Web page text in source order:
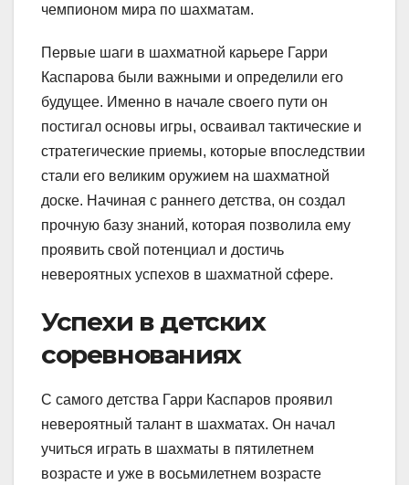
чемпионом мира по шахматам.
Первые шаги в шахматной карьере Гарри
Каспарова были важными и определили его
будущее. Именно в начале своего пути он
постигал основы игры, осваивал тактические и
стратегические приемы, которые впоследствии
стали его великим оружием на шахматной
доске. Начиная с раннего детства, он создал
прочную базу знаний, которая позволила ему
проявить свой потенциал и достичь
невероятных успехов в шахматной сфере.
Успехи в детских
соревнованиях
С самого детства Гарри Каспаров проявил
невероятный талант в шахматах. Он начал
учиться играть в шахматы в пятилетнем
возрасте и уже в восьмилетнем возрасте